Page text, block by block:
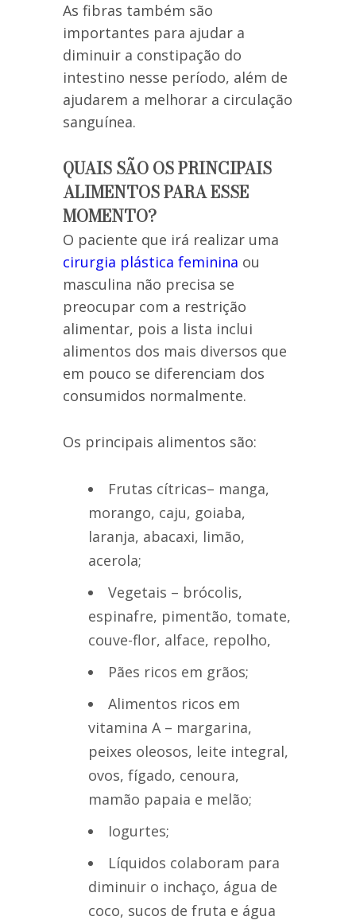
As fibras também são
importantes para ajudar a
diminuir a constipação do
intestino nesse período, além de
ajudarem a melhorar a circulação
sanguínea.
QUAIS SÃO OS PRINCIPAIS
ALIMENTOS PARA ESSE
MOMENTO?
O paciente que irá realizar uma
cirurgia plástica feminina ou
masculina não precisa se
preocupar com a restrição
alimentar, pois a lista inclui
alimentos dos mais diversos que
em pouco se diferenciam dos
consumidos normalmente.
Os principais alimentos são:
Frutas cítricas– manga,
morango, caju, goiaba,
laranja, abacaxi, limão,
acerola;
Vegetais – brócolis,
espinafre, pimentão, tomate,
couve-flor, alface, repolho,
Pães ricos em grãos;
Alimentos ricos em
vitamina A – margarina,
peixes oleosos, leite integral,
ovos, fígado, cenoura,
mamão papaia e melão;
Iogurtes;
Líquidos colaboram para
diminuir o inchaço, água de
coco, sucos de fruta e água